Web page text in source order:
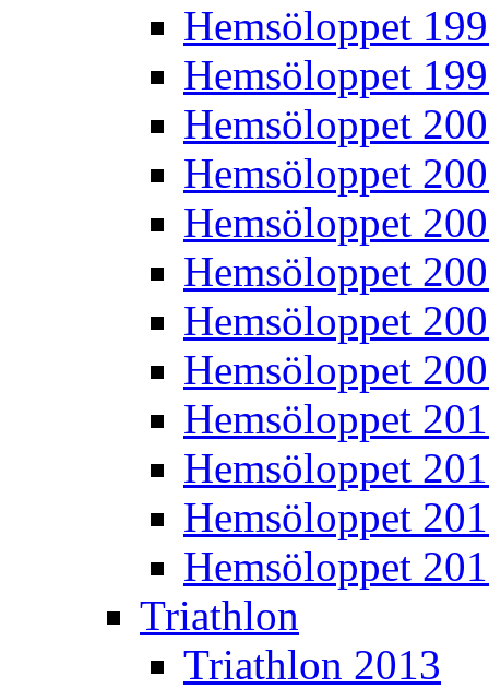
Hemsöloppet
Hemsöloppet
Hemsöloppet
Hemsöloppet
Hemsöloppet
Hemsöloppet
Hemsöloppet
Hemsöloppet
Hemsöloppet
Hemsöloppet
Hemsöloppet
Hemsöloppet
Triathlon
Triathlon 2013